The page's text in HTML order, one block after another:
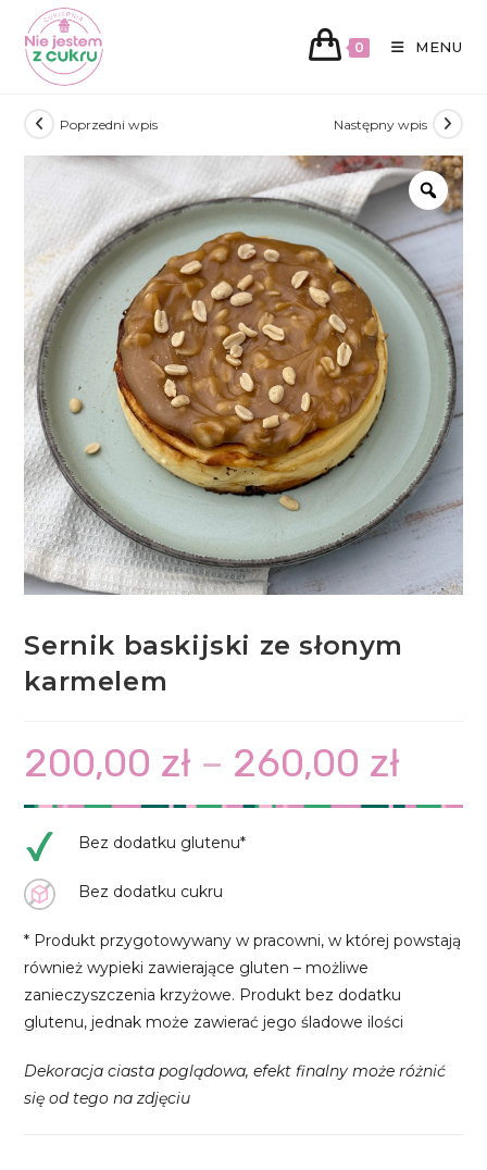
Koniec
0 MENU
Poprzedni wpis Następny wpis
Sernik baskijski ze słonym
karmelem
200,00 zł – 260,00 zł
do
Bez dodatku glutenu*
Bez dodatku cukru
* Produkt przygotowywany w pracowni, w której powstają
również wypieki zawierające gluten – możliwe
zanieczyszczenia krzyżowe. Produkt bez dodatku
glutenu, jednak może zawierać jego śladowe ilości
Dekoracja ciasta poglądowa, efekt finalny może różnić
się od tego na zdjęciu